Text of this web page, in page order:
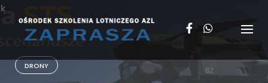
Skip
content
DRONY